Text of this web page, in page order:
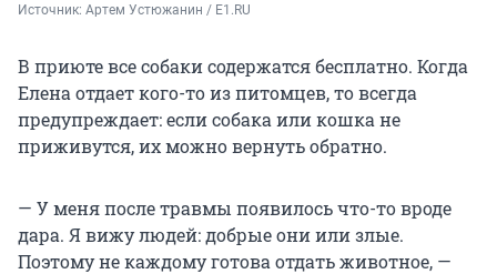
Источник: Артем Устюжанин / E1.RU
В приюте все собаки содержатся бесплатно. Когда
Елена отдает кого-то из питомцев, то всегда
предупреждает: если собака или кошка не
приживутся, их можно вернуть обратно.
— У меня после травмы появилось что-то вроде
дара. Я вижу людей: добрые они или злые.
Поэтому не каждому готова отдать животное, —